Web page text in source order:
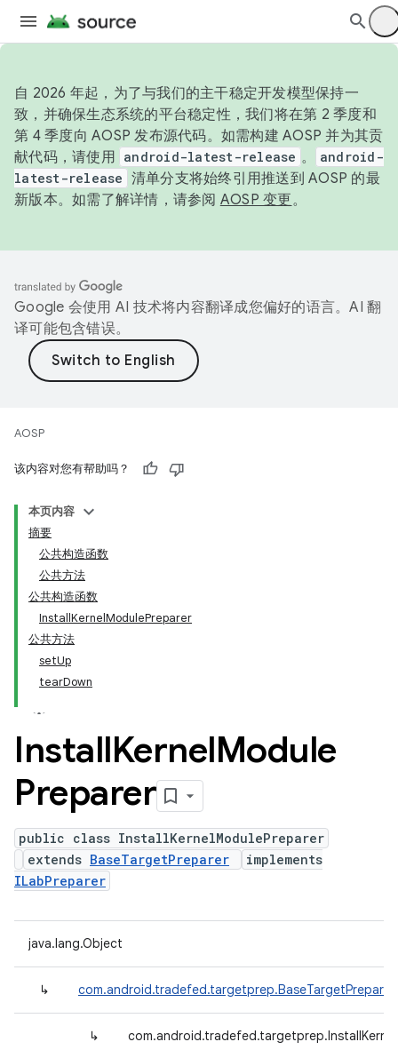
自 2026 年起，为了与我们的主干稳定开发模型保持一
致，并确保生态系统的平台稳定性，我们将在第 2 季度和
第 4 季度向 AOSP 发布源代码。如需构建 AOSP 并为其贡
献代码，请使用 android-latest-release 。
android-
latest-release 清单分支将始终引用推送到 AOSP 的最
新版本。如需了解详情，请参阅 AOSP 变更。
Google 会使用 AI 技术将内容翻译成您偏好的语言。AI 翻
译可能包含错误。
AOSP
该内容对您有帮助吗？
本页内容
摘要
公共构造函数
公共方法
公共构造函数
InstallKernelModulePreparer
公共方法
setUp
tearDown
InstallKernelModule
Preparer
public class InstallKernelModulePreparer
extends BaseTargetPreparer
implements
ILabPreparer
java.lang.Object
↳ com.android.tradefed.targetprep.BaseTargetPreparer
↳